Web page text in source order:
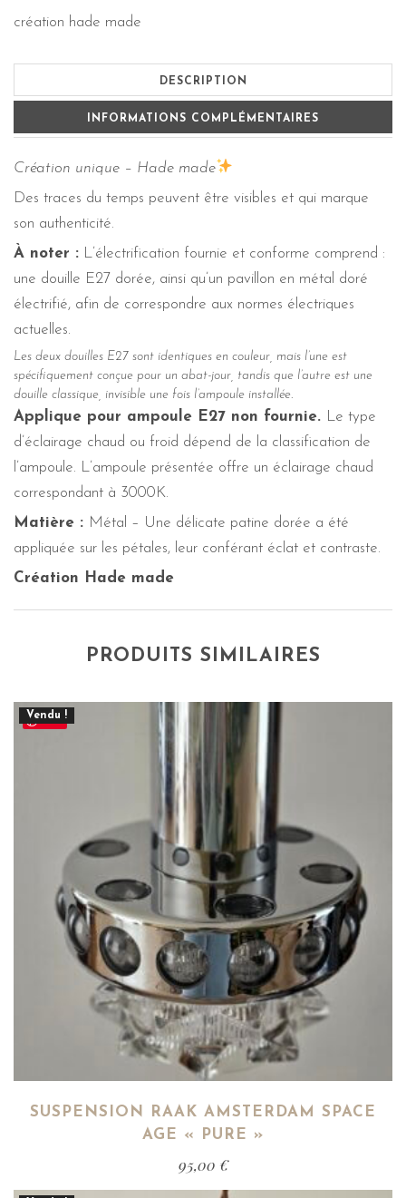
création hade made
DESCRIPTION
INFORMATIONS COMPLÉMENTAIRES
Création unique – Hade made
Des traces du temps peuvent être visibles et qui marque
son authenticité.
À noter : L’électrification fournie et conforme comprend :
une douille E27 dorée, ainsi qu’un pavillon en métal doré
électrifié, afin de correspondre aux normes électriques
actuelles.
Les deux douilles E27 sont identiques en couleur, mais l’une est
spécifiquement conçue pour un abat-jour, tandis que l’autre est une
douille classique, invisible une fois l’ampoule installée.
Applique pour ampoule E27 non fournie. Le type
d’éclairage chaud ou froid dépend de la classification de
l’ampoule. L’ampoule présentée offre un éclairage chaud
correspondant à 3000K.
Matière : Métal – Une délicate patine dorée a été
appliquée sur les pétales, leur conférant éclat et contraste.
Création Hade made
PRODUITS SIMILAIRES
Save
Vendu !
SUSPENSION RAAK AMSTERDAM SPACE
AGE « PURE »
95,00 €